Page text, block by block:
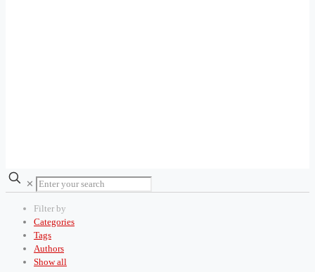
✕
Filter by
Categories
Tags
Authors
Show all